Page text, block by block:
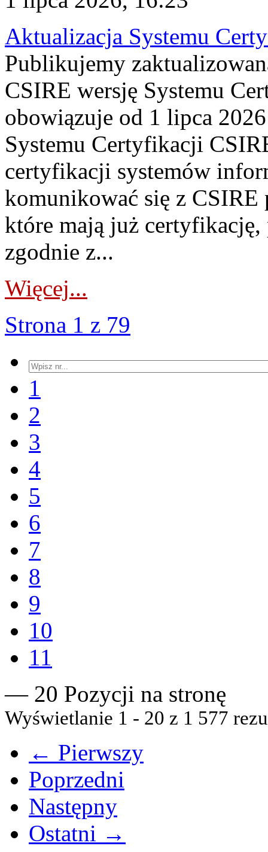
Aktualizacja Systemu
Publikujemy
CSIRE wersję Systemu
obowiązuje od 1 lipca
Systemu Certyfikacji
certyfikacji systemów
komunikować się z
które mają już
zgodnie z...
Więcej...
Strona 1 z 79
1
2
3
4
5
6
7
8
9
10
11
— 20 Pozycji na stronę
Wyświetlanie 1 - 20 z 1 577
← Pierwszy
Poprzedni
Następny
Ostatni →